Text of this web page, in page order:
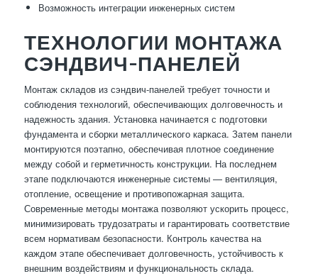
Возможность интеграции инженерных систем
ТЕХНОЛОГИИ МОНТАЖА
СЭНДВИЧ-ПАНЕЛЕЙ
Монтаж складов из сэндвич-панелей требует точности и
соблюдения технологий, обеспечивающих долговечность и
надежность здания. Установка начинается с подготовки
фундамента и сборки металлического каркаса. Затем панели
монтируются поэтапно, обеспечивая плотное соединение
между собой и герметичность конструкции. На последнем
этапе подключаются инженерные системы — вентиляция,
отопление, освещение и противопожарная защита.
Современные методы монтажа позволяют ускорить процесс,
минимизировать трудозатраты и гарантировать соответствие
всем нормативам безопасности. Контроль качества на
каждом этапе обеспечивает долговечность, устойчивость к
внешним воздействиям и функциональность склада.